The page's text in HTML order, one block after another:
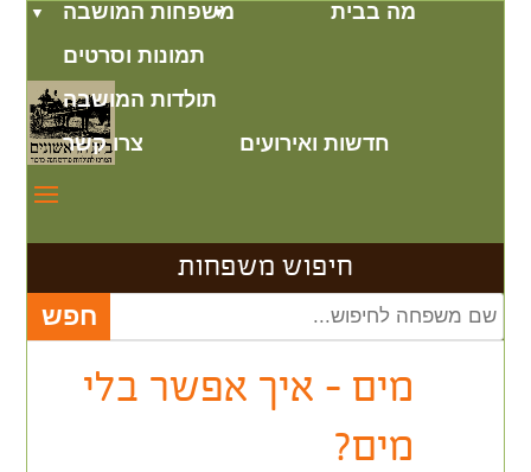
מה בבית
משפחות המושבה
תמונות וסרטים
תולדות המושבה
חדשות ואירועים
צרו קשר
חיפוש משפחות
מים – איך אפשר בלי
מים?